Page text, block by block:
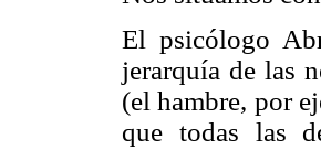
El psicólogo
jerarquía de las
(el hambre, por
que todas las